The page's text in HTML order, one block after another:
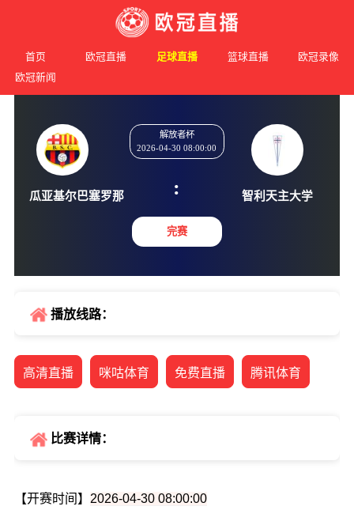
首页 欧冠直播 足球直播 篮球直播
欧冠录像
欧冠新闻
瓜亚基尔巴塞罗那 :
播放线路：
高清直播 咪咕体育 免费直播 腾讯体育
比赛详情：
【开赛时间】 2026-04-30 08:00:00